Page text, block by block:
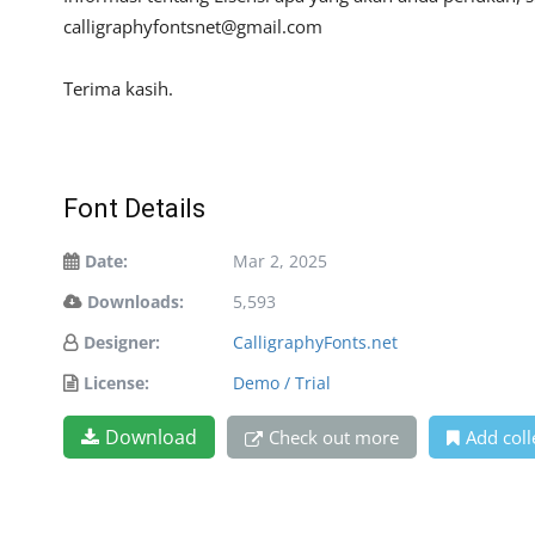
calligraphyfontsnet@gmail.com
Terima kasih.
Font Details
Date:
Mar 2, 2025
Downloads:
5,593
Designer:
CalligraphyFonts.net
License:
Demo / Trial
Download Check out more Add